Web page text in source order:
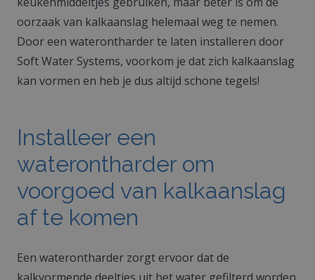
oorzaak van kalkaanslag helemaal weg te nemen.
Door een waterontharder te laten installeren door
Soft Water Systems, voorkom je dat zich kalkaanslag
kan vormen en heb je dus altijd schone tegels!
Installeer een
waterontharder om
voorgoed van kalkaanslag
af te komen
Een waterontharder zorgt ervoor dat de